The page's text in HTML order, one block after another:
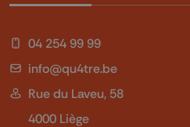
04 254 99 99
info@qu4tre.be
Rue du Laveu, 58
4000 Liège